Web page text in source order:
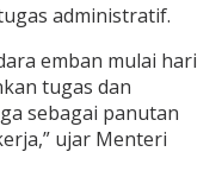
administratif.
emban mulai hari
tugas dan
sebagai panutan
ujar Menteri